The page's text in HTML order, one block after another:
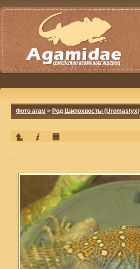
Фото агам > Род Шипохвосты (Uromastyx)